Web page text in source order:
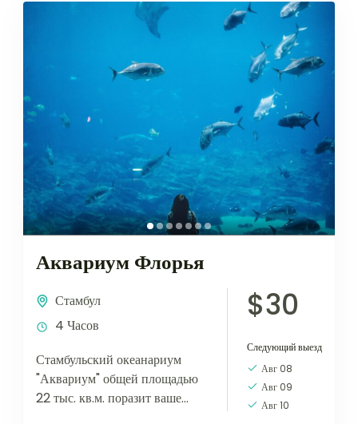
Аквариум Флорья
Стамбул
4 Часов
Стамбульский океанариум
"Аквариум" общей площадью
22 тыс. кв.м. поразит ваше
$30
Следующий выезд
Авг 08
Авг 09
Авг 10